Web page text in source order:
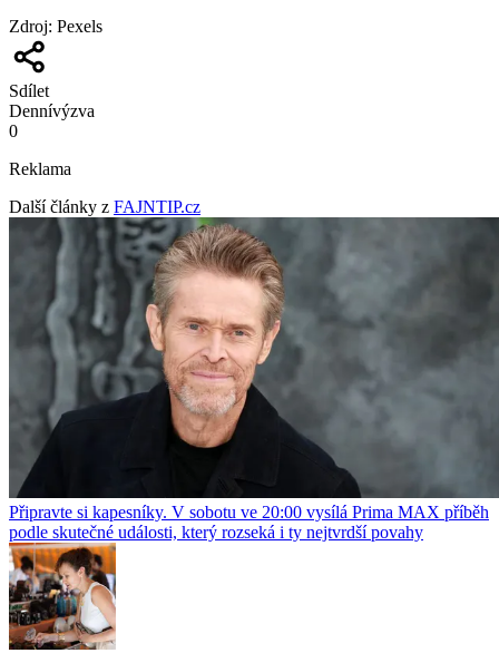
Zdroj: Pexels
Sdílet
Dennívýzva
0
Reklama
Další články z FAJNTIP.cz
Připravte si kapesníky. V sobotu ve 20:00 vysílá Prima MAX příběh
podle skutečné události, který rozseká i ty nejtvrdší povahy